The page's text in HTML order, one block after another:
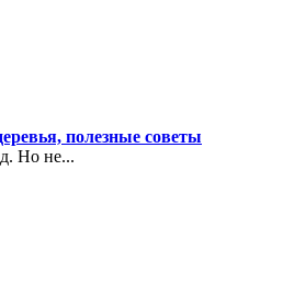
полезные советы
Но не...